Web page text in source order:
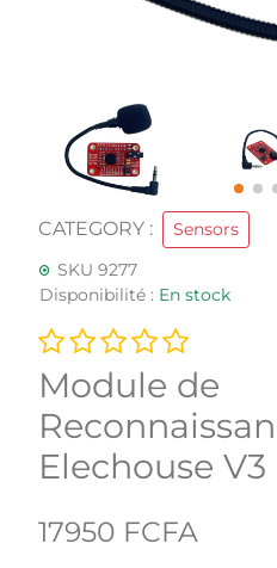
CATEGORY :
Sensors
SKU 9277
Disponibilité : En stock
Module de
Elechouse V3
17950 FCFA